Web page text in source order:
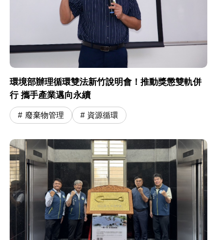
環境部辦理循環雙法新竹說明會！推動獎懲雙軌併
行 攜手產業邁向永續
廢棄物管理 資源循環